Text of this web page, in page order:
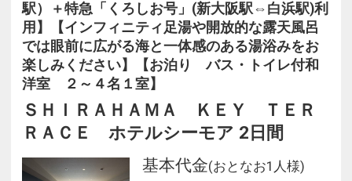
駅）＋特急「くろしお号」(新大阪駅⇔白浜駅)利
用】【インフィニティ足湯や開放的な露天風呂
では眼前に広がる海と一体感のある湯浴みをお
楽しみください】【お泊り バス・トイレ付和
洋室 ２～４名１室】
ＳＨＩＲＡＨＡＭＡ ＫＥＹ ＴＥＲ
ＲＡＣＥ ホテルシーモア 2日間
基本代金(おとなお1人様)